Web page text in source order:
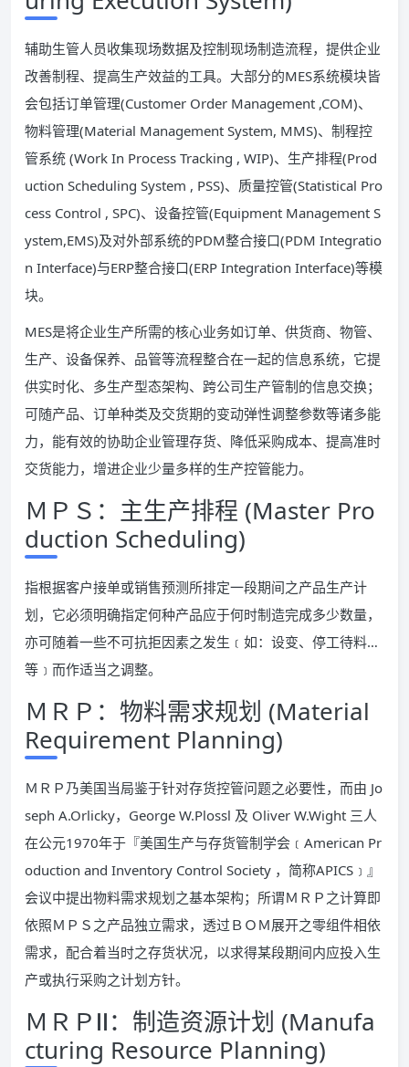
辅助生管人员收集现场数据及控制现场制造流程，提供企业
改善制程、提高生产效益的工具。大部分的MES系统模块皆
会包括订单管理(Customer Order Management ,COM)、
物料管理(Material Management System, MMS)、制程控
管系统 (Work In Process Tracking , WIP)、生产排程(Prod
uction Scheduling System , PSS)、质量控管(Statistical Pro
cess Control , SPC)、设备控管(Equipment Management S
ystem,EMS)及对外部系统的PDM整合接口(PDM Integratio
n Interface)与ERP整合接口(ERP Integration Interface)等模
块。
MES是将企业生产所需的核心业务如订单、供货商、物管、
生产、设备保养、品管等流程整合在一起的信息系统，它提
供实时化、多生产型态架构、跨公司生产管制的信息交换；
可随产品、订单种类及交货期的变动弹性调整参数等诸多能
力，能有效的协助企业管理存货、降低采购成本、提高准时
交货能力，增进企业少量多样的生产控管能力。
ＭＰＳ：主生产排程 (Master Pro
duction Scheduling)
指根据客户接单或销售预测所排定一段期间之产品生产计
划，它必须明确指定何种产品应于何时制造完成多少数量，
亦可随着一些不可抗拒因素之发生﹝如：设变、停工待料…
等﹞而作适当之调整。
ＭＲＰ：物料需求规划 (Material
Requirement Planning)
ＭＲＰ乃美国当局鉴于针对存货控管问题之必要性，而由 Jo
seph A.Orlicky，George W.Plossl 及 Oliver W.Wight 三人
在公元1970年于『美国生产与存货管制学会﹝American Pr
oduction and Inventory Control Society ，简称APICS﹞』
会议中提出物料需求规划之基本架构；所谓ＭＲＰ之计算即
依照ＭＰＳ之产品独立需求，透过ＢＯＭ展开之零组件相依
需求，配合着当时之存货状况，以求得某段期间内应投入生
产或执行采购之计划方针。
ＭＲＰⅡ：制造资源计划 (Manufa
cturing Resource Planning)